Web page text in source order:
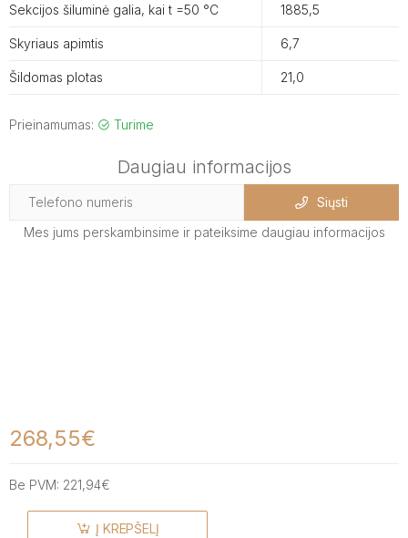
Sekcijos šiluminė galia, kai t =50 °C 1885,5
Skyriaus apimtis 6,7
Šildomas plotas 21,0
Prieinamumas: Turime
Daugiau informacijos
Siųsti
Mes jums perskambinsime ir pateiksime daugiau informacijos
268,55€
Be PVM: 221,94€
Į KREPŠELĮ